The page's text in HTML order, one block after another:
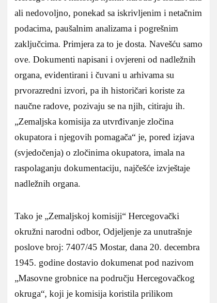
ali nedovoljno, ponekad sa iskrivljenim i netačnim
podacima, paušalnim analizama i pogrešnim
zaključcima. Primjera za to je dosta. Navešću samo
ove. Dokumenti napisani i ovjereni od nadležnih
organa, evidentirani i čuvani u arhivama su
prvorazredni izvori, pa ih historičari koriste za
naučne radove, pozivaju se na njih, citiraju ih.
„Zemaljska komisija za utvrđivanje zločina
okupatora i njegovih pomagača“ je, pored izjava
(svjedočenja) o zločinima okupatora, imala na
raspolaganju dokumentaciju, najčešće izvještaje
nadležnih organa.
Tako je „Zemaljskoj komisiji“ Hercegovački
okružni narodni odbor, Odjeljenje za unutrašnje
poslove broj: 7407/45 Mostar, dana 20. decembra
1945. godine dostavio dokumenat pod nazivom
„Masovne grobnice na području Hercegovačkog
okruga“, koji je komisija koristila prilikom